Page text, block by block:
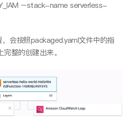
–stack-name serverless-
会按照packaged.yaml⽂件中的指
整的创建出来。